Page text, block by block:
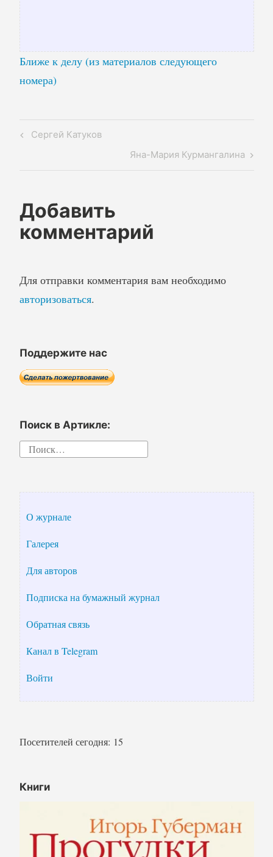
Ближе к делу (из материалов следующего
номера)
Навигация
Previous
Сергей Катуков
Next
Яна-Мария Курмангалина
Добавить
комментарий
Для отправки комментария вам необходимо
авторизоваться.
Поддержите нас
Поиск в Артикле:
Найти:
О журнале
Галерея
Для авторов
Подписка на бумажный журнал
Обратная связь
Канал в Telegram
Войти
Посетителей сегодня: 15
Книги